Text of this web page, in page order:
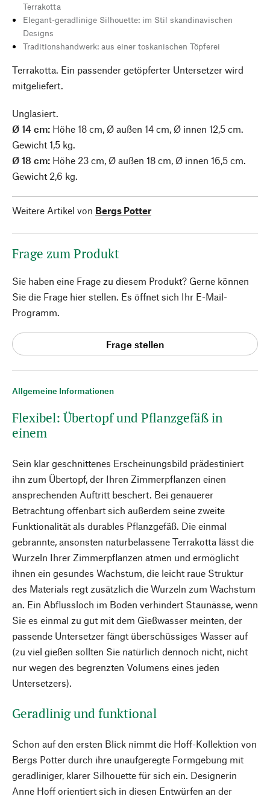
Allgemeine Informationen
Flexibel: Übertopf und Pflanzgefäß in
einem
Sein klar geschnittenes Erscheinungsbild prädestiniert
ihn zum Übertopf, der Ihren Zimmerpflanzen einen
ansprechenden Auftritt beschert. Bei genauerer
Betrachtung offenbart sich außerdem seine zweite
Funktionalität als durables Pflanzgefäß. Die einmal
gebrannte, ansonsten naturbelassene Terrakotta lässt die
Wurzeln Ihrer Zimmerpflanzen atmen und ermöglicht
ihnen ein gesundes Wachstum, die leicht raue Struktur
des Materials regt zusätzlich die Wurzeln zum Wachstum
an. Ein Abflussloch im Boden verhindert Staunässe, wenn
Sie es einmal zu gut mit dem Gießwasser meinten, der
passende Untersetzer fängt überschüssiges Wasser auf
(zu viel gießen sollten Sie natürlich dennoch nicht, nicht
nur wegen des begrenzten Volumens eines jeden
Untersetzers).
Geradlinig und funktional
Schon auf den ersten Blick nimmt die Hoff-Kollektion von
Bergs Potter durch ihre unaufgeregte Formgebung mit
geradliniger, klarer Silhouette für sich ein. Designerin
Anne Hoff orientiert sich in diesen Entwürfen an der
Terrakotta
Elegant-geradlinige Silhouette: im Stil skandinavischen
Designs
Traditionshandwerk: aus einer toskanischen Töpferei
Terrakotta. Ein passender getöpferter Untersetzer wird
mitgeliefert.
Unglasiert.
Ø 14 cm: Höhe 18 cm, Ø außen 14 cm, Ø innen 12,5 cm.
Gewicht 1,5 kg.
Ø 18 cm: Höhe 23 cm, Ø außen 18 cm, Ø innen 16,5 cm.
Gewicht 2,6 kg.
Weitere Artikel von Bergs Potter
Frage zum Produkt
Sie haben eine Frage zu diesem Produkt? Gerne können
Sie die Frage hier stellen. Es öffnet sich Ihr E-Mail-
Programm.
Frage stellen